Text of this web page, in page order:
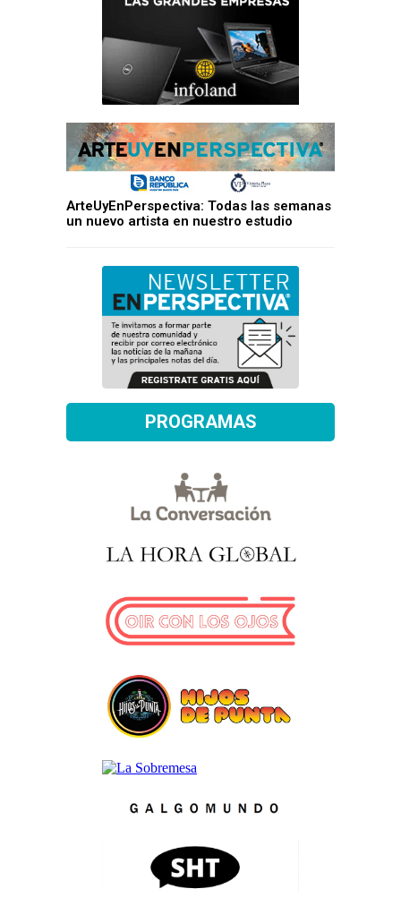
ArteUyEnPerspectiva: Todas las semanas
un nuevo artista en nuestro estudio
PROGRAMAS